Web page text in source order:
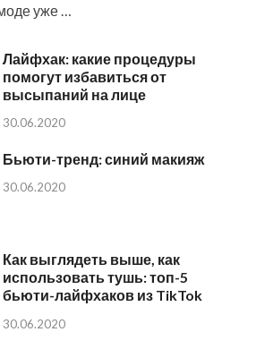
уже …
Лайфхак: какие процедуры
помогут избавиться от
высыпаний на лице
30.06.2020
Бьюти-тренд: синий макияж
30.06.2020
Как выглядеть выше, как
использовать тушь: топ-5
бьюти-лайфхаков из TikTok
30.06.2020